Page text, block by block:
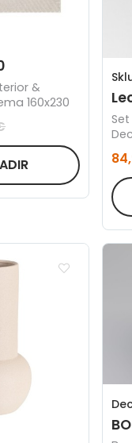
&
160x230